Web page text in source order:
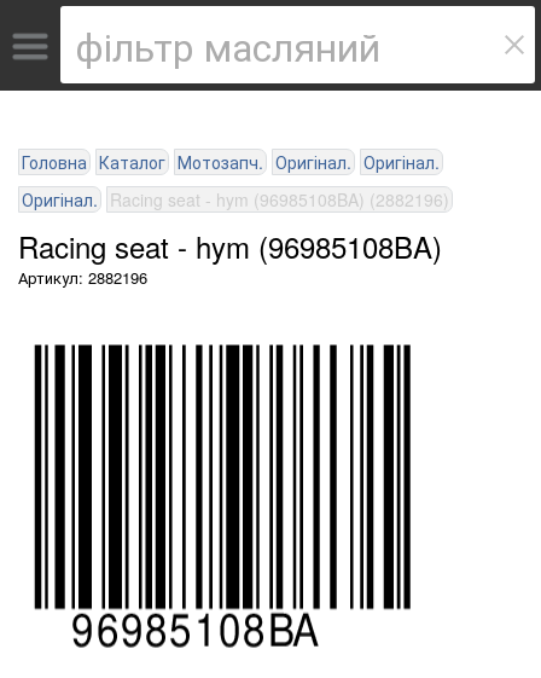
Головна Каталог Мотозапч. Оригінал. Оригінал.
Оригінал. Racing seat - hym (96985108BA) (2882196)
Racing seat - hym (96985108BA)
Артикул: 2882196